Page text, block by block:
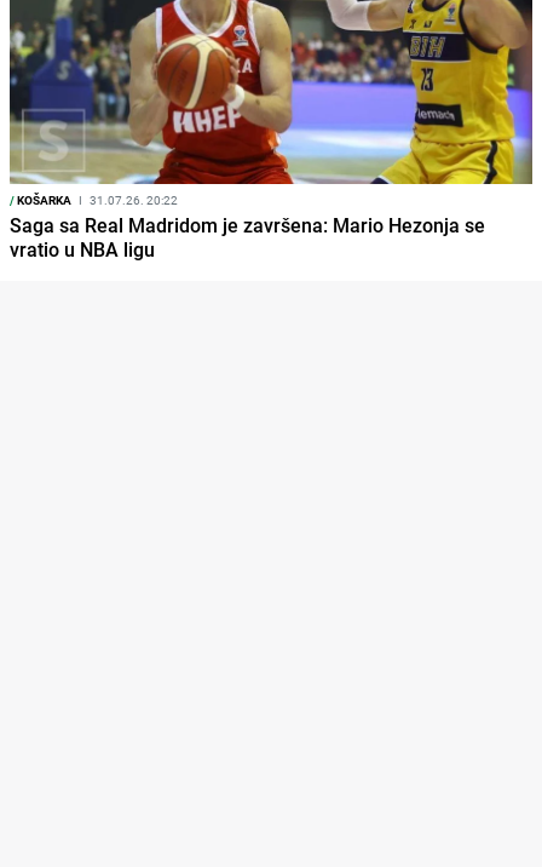
/KOŠARKA I 31.07.26. 20:22
Saga sa Real Madridom je završena: Mario Hezonja se
vratio u NBA ligu